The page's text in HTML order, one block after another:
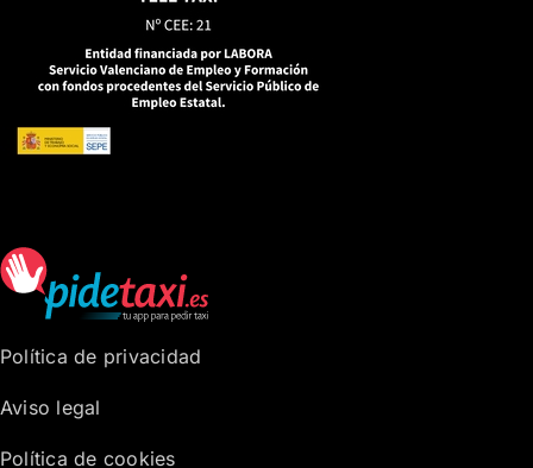
Política de privacidad
Aviso legal
Política de cookies